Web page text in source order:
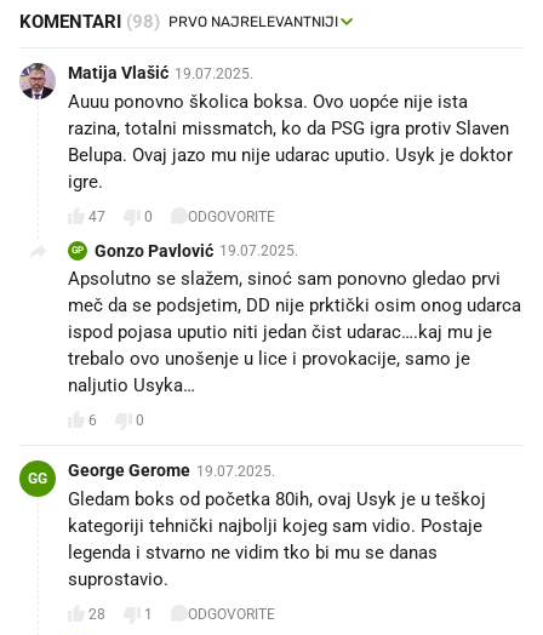
KOMENTARI (98)
Matija Vlašić 19.07.2025.
Auuu ponovno školica boksa. Ovo uopće nije ista
razina, totalni missmatch, ko da PSG igra protiv Slaven
Belupa. Ovaj jazo mu nije udarac uputio. Usyk je doktor
igre.
47 0 ODGOVORITE
GP Gonzo Pavlović 19.07.2025.
Apsolutno se slažem, sinoć sam ponovno gledao prvi
meč da se podsjetim, DD nije prktički osim onog udarca
ispod pojasa uputio niti jedan čist udarac….kaj mu je
trebalo ovo unošenje u lice i provokacije, samo je
naljutio Usyka…
6 0
GG George Gerome 19.07.2025.
Gledam boks od početka 80ih, ovaj Usyk je u teškoj
kategoriji tehnički najbolji kojeg sam vidio. Postaje
legenda i stvarno ne vidim tko bi mu se danas
suprostavio.
28 1 ODGOVORITE